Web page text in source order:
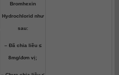
Bromhexin
Hydrochlorid như
sau:
– Đã chia liều ≤
8mg/đơn vị;